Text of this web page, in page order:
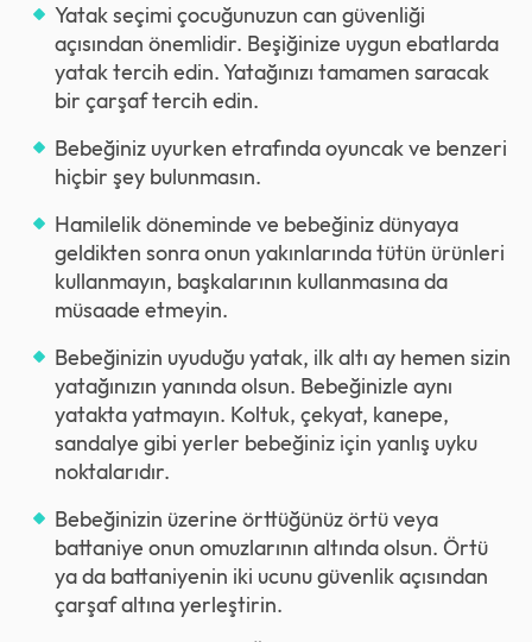
Yatak seçimi çocuğunuzun can güvenliği
açısından önemlidir. Beşiğinize uygun ebatlarda
yatak tercih edin. Yatağınızı tamamen saracak
bir çarşaf tercih edin.
Bebeğiniz uyurken etrafında oyuncak ve benzeri
hiçbir şey bulunmasın.
Hamilelik döneminde ve bebeğiniz dünyaya
geldikten sonra onun yakınlarında tütün ürünleri
kullanmayın, başkalarının kullanmasına da
müsaade etmeyin.
Bebeğinizin uyuduğu yatak, ilk altı ay hemen sizin
yatağınızın yanında olsun. Bebeğinizle aynı
yatakta yatmayın. Koltuk, çekyat, kanepe,
sandalye gibi yerler bebeğiniz için yanlış uyku
noktalarıdır.
Bebeğinizin üzerine örttüğünüz örtü veya
battaniye onun omuzlarının altında olsun. Örtü
ya da battaniyenin iki ucunu güvenlik açısından
çarşaf altına yerleştirin.